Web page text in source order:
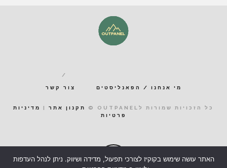
מי אנחנו / הפאנליסטים צור קשר
כל הזכויות שמורות לOUTPANEL © תקנון אתר |
מדיניות
פרטיות
האתר עושה שימוש בקוקיז לצורכי תפעול, מדידה ושיווק. ניתן לנהל העדפות